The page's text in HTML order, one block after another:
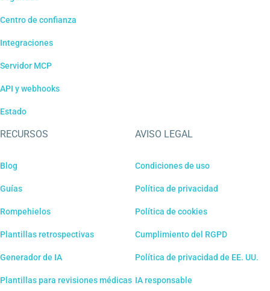
Centro de confianza
Integraciones
Servidor MCP
API y webhooks
Estado
RECURSOS
Blog
Guías
Rompehielos
Plantillas retrospectivas
Generador de IA
Plantillas para revisiones médicas
AVISO LEGAL
Condiciones de uso
Política de privacidad
Política de cookies
Cumplimiento del RGPD
Política de privacidad de EE. UU.
IA responsable